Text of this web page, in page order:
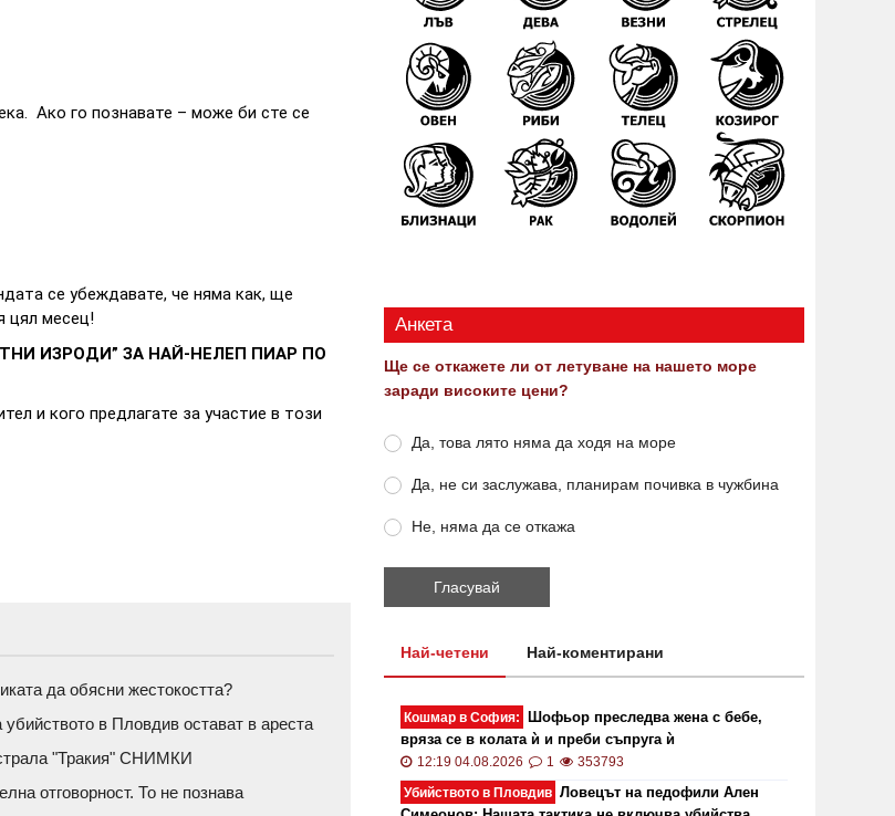
Ако го познавате – може би сте се
се убеждавате, че няма как, ще
цял месец!
ИЗРОДИ” ЗА НАЙ-НЕЛЕП ПИАР ПО
и кого предлагате за участие в този
да обясни жестокостта?
в Пловдив остават в ареста
"Тракия" СНИМКИ
отговорност. То не познава
Анкета
Ще се откажете ли от летуване на нашето море
заради високите цени?
Да, това лято няма да ходя на море
Да, не си заслужава, планирам почивка в чужбина
Не, няма да се откажа
Най-четени Най-коментирани
Кошмар в София:
Шофьор преследва жена с бебе,
вряза се в колата ѝ и преби съпруга ѝ
12:19 04.08.2026 1
353793
Убийството в Пловдив Ловецът на педофили Ален